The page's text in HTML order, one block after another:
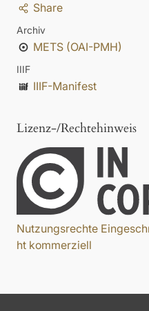
Share
Archiv
METS (OAI-PMH)
IIIF
IIIF-Manifest
Lizenz-/Rechtehinweis
Nutzungsrechte
ht kommerziell